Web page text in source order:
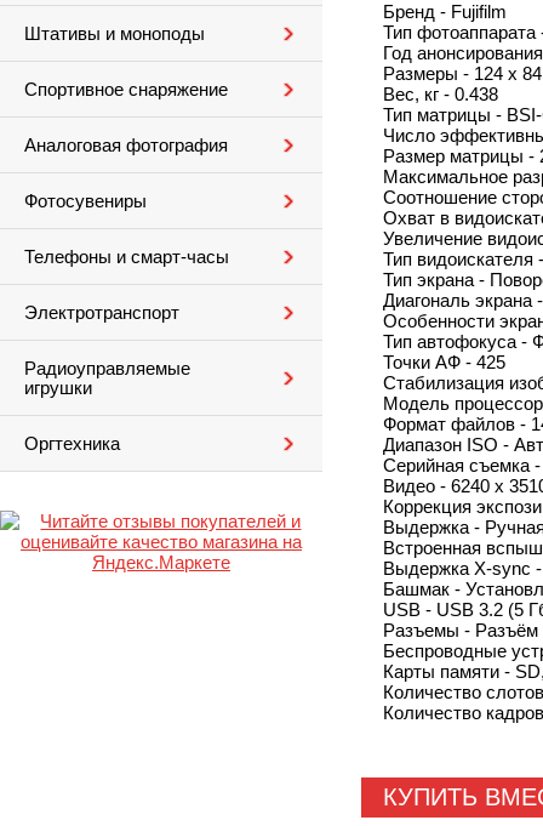
Штативы и моноподы
Спортивное снаряжение
Аналоговая фотография
Фотосувениры
Телефоны и смарт-часы
Электротранспорт
Радиоуправляемые
игрушки
Оргтехника
Бренд - Fujifilm
Тип
Год
Размеры - 124 x
Вес, кг - 0.438
Тип матрицы -
Число
Размер матрицы -
Максимальное
Соотношение
Охват в
Увеличение
Тип
Тип экрана -
Диагональ экрана
Особенности
Тип автофокуса -
Точки АФ - 425
Стабилизация
Модель
Формат файлов -
Диапазон ISO -
Серийная съемка
Видео - 6240 x
Коррекция
Выдержка -
Встроенная
Выдержка X-sync
Башмак -
USB - USB 3.2 (5
Разъемы - Разъём
Беспроводные
Карты памяти -
Количество
Количество
КУПИТЬ